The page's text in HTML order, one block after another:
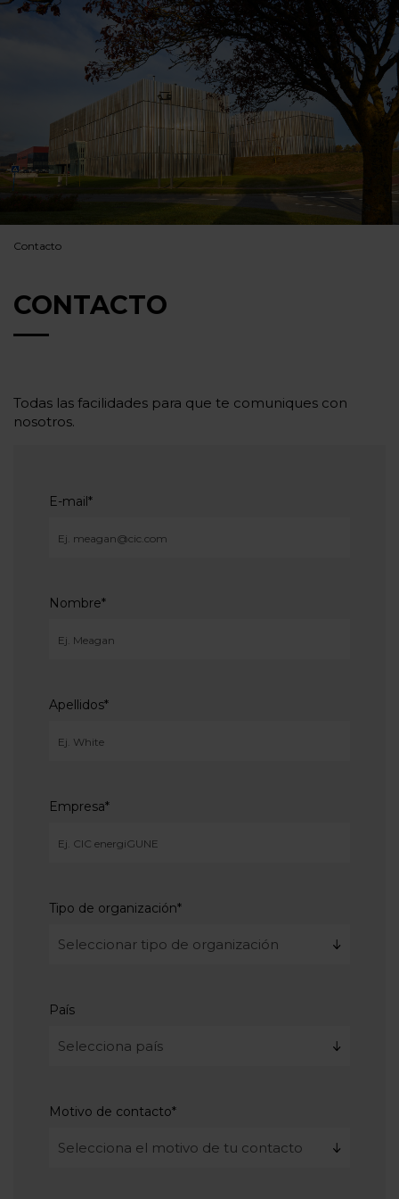
Contacto
CONTACTO
Todas las facilidades para que te comuniques con
nosotros.
E-mail*
Nombre*
Apellidos*
Empresa*
Tipo de organización*
País
Motivo de contacto*